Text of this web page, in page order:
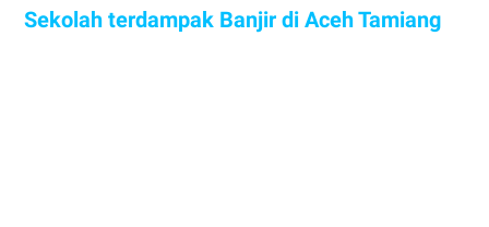
Sekolah terdampak Banjir di Aceh Tamiang